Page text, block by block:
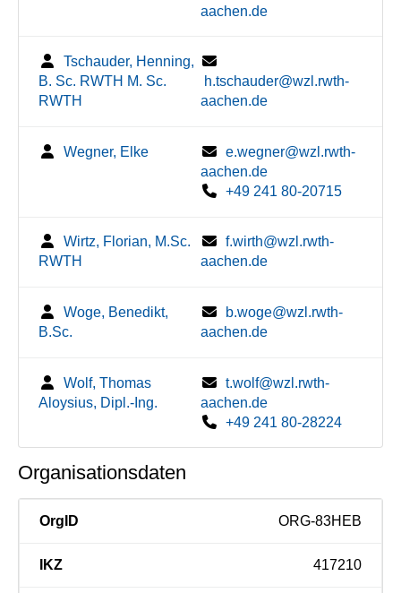
aachen.de
Tschauder, Henning,
B. Sc. RWTH M. Sc.
RWTH
h.tschauder@wzl.rwth-
aachen.de
Wegner, Elke
e.wegner@wzl.rwth-
aachen.de
+49 241 80-20715
Wirtz, Florian, M.Sc.
RWTH
f.wirth@wzl.rwth-
aachen.de
Woge, Benedikt,
B.Sc.
b.woge@wzl.rwth-
aachen.de
Wolf, Thomas
Aloysius, Dipl.-Ing.
t.wolf@wzl.rwth-
aachen.de
+49 241 80-28224
Organisationsdaten
OrgID ORG-83HEB
IKZ 417210